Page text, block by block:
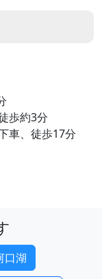
歩約3分
車、徒歩17分
口湖